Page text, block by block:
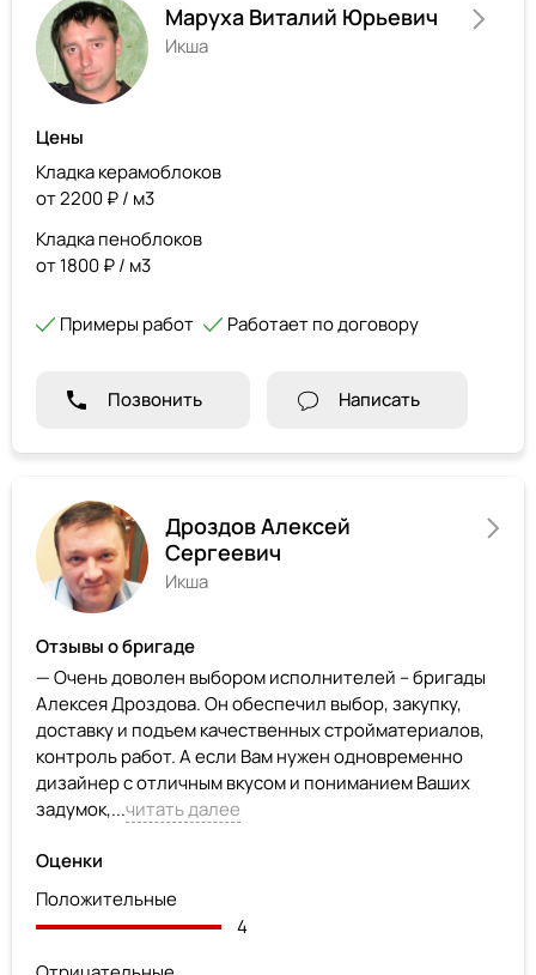
Маруха Виталий Юрьевич
Икша
Цены
Кладка керамоблоков
от 2200 ₽ / м3
Кладка пеноблоков
от 1800 ₽ / м3
Примеры работ Работает по договору
Позвонить Написать
Дроздов Алексей
Сергеевич
Икша
Отзывы о бригаде
— Очень доволен выбором исполнителей – бригады
Алексея Дроздова. Он обеспечил выбор, закупку,
доставку и подъем качественных стройматериалов,
контроль работ. А если Вам нужен одновременно
дизайнер с отличным вкусом и пониманием Ваших
задумок,...читать далее
Оценки
Положительные
4